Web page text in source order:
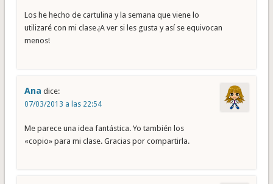
Los he hecho de cartulina y la semana que viene lo
utilizaré con mi clase.¡A ver si les gusta y así se equivocan
menos!
Ana dice:
07/03/2013 a las 22:54
Me parece una idea fantástica. Yo también los
«copio» para mi clase. Gracias por compartirla.